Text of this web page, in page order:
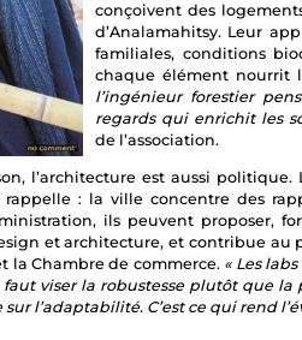
conçoivent des
d’Analamahitsy. Leur
familiales, conditions
chaque élément nourrit
l’ingénieur forestier
regards qui enrichit les
de l’association.
l’architecture est aussi politique.
: la ville concentre des
ils peuvent proposer,
et architecture, et contribue au
la Chambre de commerce. « Les
viser la robustesse plutôt que la
l’adaptabilité. C’est ce qui rend